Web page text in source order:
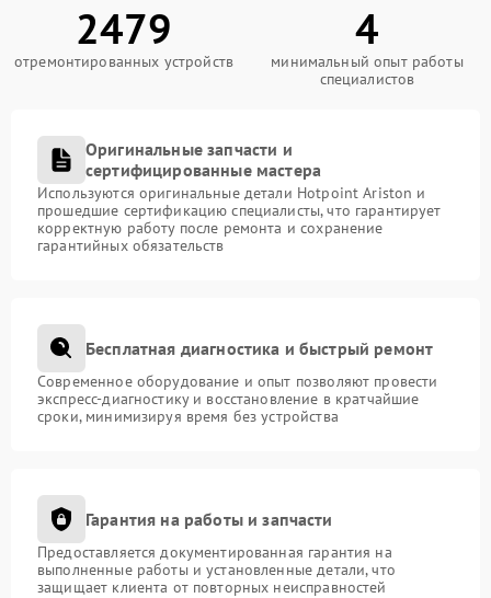
2479
отремонтированных устройств
4
минимальный опыт работы
специалистов
Оригинальные запчасти и
сертифицированные мастера
Используются оригинальные детали Hotpoint Ariston и
прошедшие сертификацию специалисты, что гарантирует
корректную работу после ремонта и сохранение
гарантийных обязательств
Бесплатная диагностика и быстрый ремонт
Современное оборудование и опыт позволяют провести
экспресс-диагностику и восстановление в кратчайшие
сроки, минимизируя время без устройства
Гарантия на работы и запчасти
Предоставляется документированная гарантия на
выполненные работы и установленные детали, что
защищает клиента от повторных неисправностей